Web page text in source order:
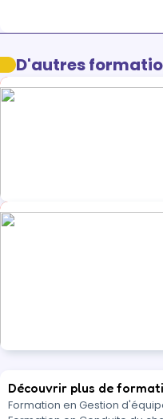
D'autres
Découvrir plus de
Formation en Gestion